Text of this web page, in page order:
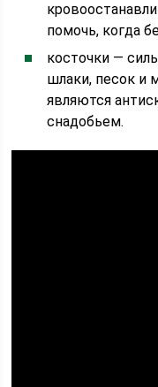
помочь, когда
косточки —
шлаки, песок и
являются
снадобьем.